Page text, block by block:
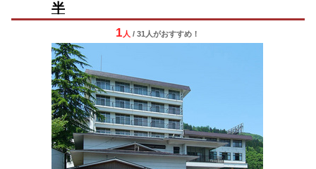
半
1 人 / 31人がおすすめ！